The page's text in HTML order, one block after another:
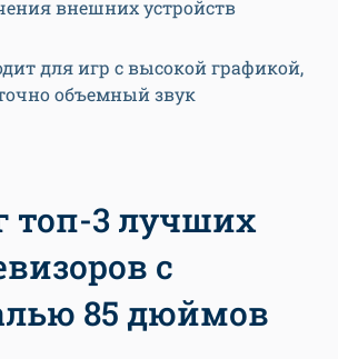
внешних устройств
для игр с высокой графикой,
объемный звук
топ-3 лучших
с
85 дюймов